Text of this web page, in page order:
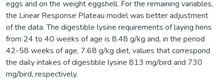
eggs and on the weight eggshell. For the remaining variables,
the Linear Response Plateau model was better adjustment
of the data. The digestible lysine requirements of laying hens
from 24 to 40 weeks of age is 8.48 g/kg and, in the period
42-58 weeks of age, 7.68 g/kg diet, values that correspond
the daily intakes of digestible lysine 813 mg/bird and 730
mg/bird, respectively.